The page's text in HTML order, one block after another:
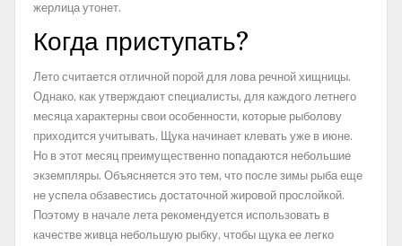
жерлица утонет.
Когда приступать?
Лето считается отличной порой для лова речной хищницы.
Однако, как утверждают специалисты, для каждого летнего
месяца характерны свои особенности, которые рыболову
приходится учитывать. Щука начинает клевать уже в июне.
Но в этот месяц преимущественно попадаются небольшие
экземпляры. Объясняется это тем, что после зимы рыба еще
не успела обзавестись достаточной жировой прослойкой.
Поэтому в начале лета рекомендуется использовать в
качестве живца небольшую рыбку, чтобы щука ее легко